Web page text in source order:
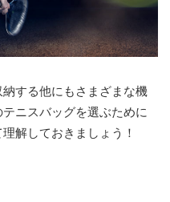
する他にもさまざまな機
ニスバッグを選ぶために
解しておきましょう！